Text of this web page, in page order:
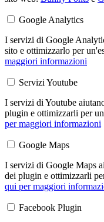
Google Analytics
I servizi di Google
sito e ottimizzarlo per
maggiori informazioni
Servizi Youtube
I servizi di Youtube
plugin e ottimizzarli per
per maggiori informazioni
Google Maps
I servizi di Google Maps
dei plugin e ottimizzarli
qui per maggiori
Facebook Plugin